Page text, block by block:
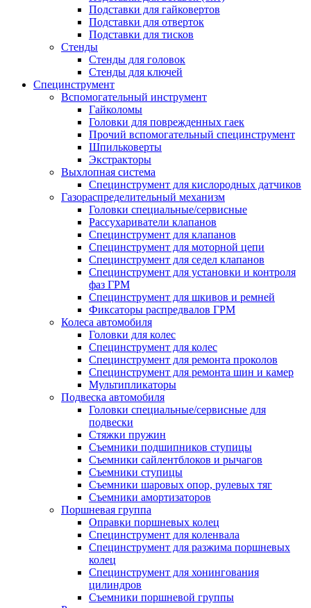
Подставки для гайковертов
Подставки для отверток
Подставки для тисков
Стенды
Стенды для головок
Стенды для ключей
Специнструмент
Вспомогательный инструмент
Гайколомы
Головки для поврежденных гаек
Прочий вспомогательный специнструмент
Шпильковерты
Экстракторы
Выхлопная система
Специнструмент для кислородных датчиков
Газораспределительный механизм
Головки специальные/сервисные
Рассухариватели клапанов
Специнструмент для клапанов
Специнструмент для моторной цепи
Специнструмент для седел клапанов
Специнструмент для установки и контроля
фаз ГРМ
Специнструмент для шкивов и ремней
Фиксаторы распредвалов ГРМ
Колеса автомобиля
Головки для колес
Специнструмент для колес
Специнструмент для ремонта проколов
Специнструмент для ремонта шин и камер
Мультипликаторы
Подвеска автомобиля
Головки специальные/сервисные для
подвески
Стяжки пружин
Съемники подшипников ступицы
Съемники сайлентблоков и рычагов
Съемники ступицы
Съемники шаровых опор, рулевых тяг
Съемники амортизаторов
Поршневая группа
Оправки поршневых колец
Специнструмент для коленвала
Специнструмент для разжима поршневых
колец
Специнструмент для хонингования
цилиндров
Съемники поршневой группы